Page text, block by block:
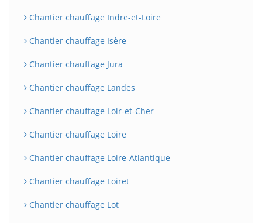
Chantier chauffage Indre-et-Loire
Chantier chauffage Isère
Chantier chauffage Jura
Chantier chauffage Landes
Chantier chauffage Loir-et-Cher
Chantier chauffage Loire
Chantier chauffage Loire-Atlantique
Chantier chauffage Loiret
Chantier chauffage Lot
B Assistant en ligne